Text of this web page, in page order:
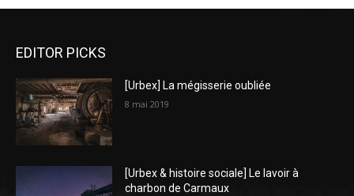
EDITOR PICKS
[Urbex] La mégisserie oubliée
8 mai 2019
[Urbex & histoire sociale] Le lavoir à
charbon de Carmaux